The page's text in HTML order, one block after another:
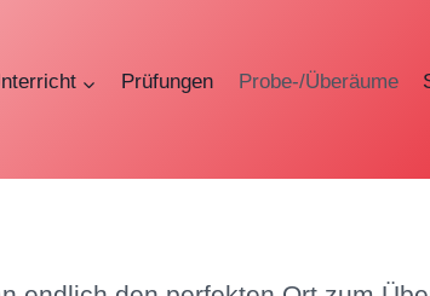
Prüfungen Probe-/Überäume